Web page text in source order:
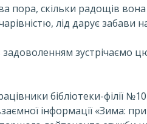
пора, скільки радощів
лід дарує забави
задоволенням зустрічаємо
бібліотеки-філії
інформації «Зима: